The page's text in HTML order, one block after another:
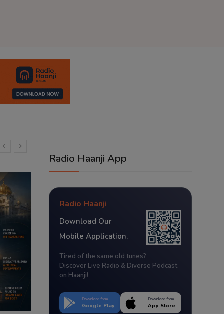
Radio Haanji App
Radio Haanji
Download Our
Mobile Application.
Tired of the same old tunes?
Discover Live Radio & Diverse Podcast
on Haanji!
Download from
Google Play
Download from
App Store